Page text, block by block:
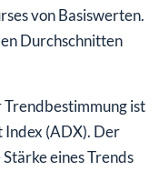
von Basiswerten.
Durchschnitten
ist
(ADX). Der
eines Trends